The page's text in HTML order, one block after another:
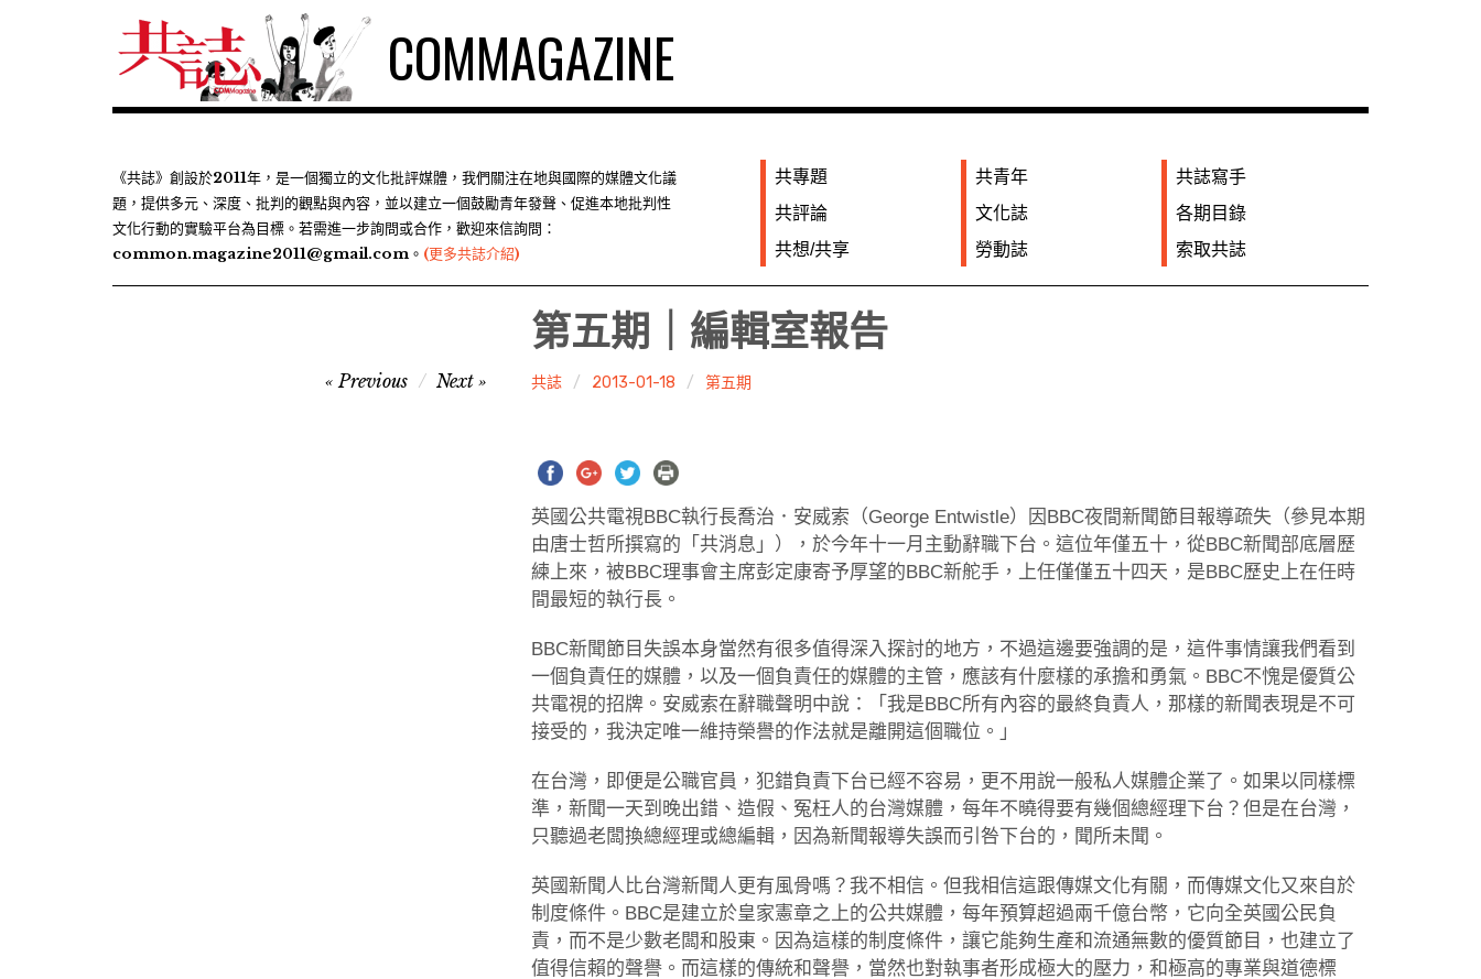
COMMAGAZINE
《共誌》創設於2011年，是一個獨立的文化批評媒體，我們關注在地與國際的媒體文化議
題，提供多元、深度、批判的觀點與內容，並以建立一個鼓勵青年發聲、促進本地批判性
文化行動的實驗平台為目標。若需進一步詢問或合作，歡迎來信詢問：
common.magazine2011@gmail.com。 (更多共誌介紹)
共專題
共評論
共想/共享
共青年
文化誌
勞動誌
共誌寫手
各期目錄
索取共誌
第五期｜編輯室報告
共誌 2013-01-18 第五期
Previous Next
英國公共電視BBC執行長喬治．安威索（George Entwistle）因BBC夜間新聞節目報導疏失（參見本期
由唐士哲所撰寫的「共消息」），於今年十一月主動辭職下台。這位年僅五十，從BBC新聞部底層歷
練上來，被BBC理事會主席彭定康寄予厚望的BBC新舵手，上任僅僅五十四天，是BBC歷史上在任時
間最短的執行長。
BBC新聞節目失誤本身當然有很多值得深入探討的地方，不過這邊要強調的是，這件事情讓我們看到
一個負責任的媒體，以及一個負責任的媒體的主管，應該有什麼樣的承擔和勇氣。BBC不愧是優質公
共電視的招牌。安威索在辭職聲明中說：「我是BBC所有內容的最終負責人，那樣的新聞表現是不可
接受的，我決定唯一維持榮譽的作法就是離開這個職位。」
在台灣，即便是公職官員，犯錯負責下台已經不容易，更不用說一般私人媒體企業了。如果以同樣標
準，新聞一天到晚出錯、造假、冤枉人的台灣媒體，每年不曉得要有幾個總經理下台？但是在台灣，
只聽過老闆換總經理或總編輯，因為新聞報導失誤而引咎下台的，聞所未聞。
英國新聞人比台灣新聞人更有風骨嗎？我不相信。但我相信這跟傳媒文化有關，而傳媒文化又來自於
制度條件。BBC是建立於皇家憲章之上的公共媒體，每年預算超過兩千億台幣，它向全英國公民負
責，而不是少數老闆和股東。因為這樣的制度條件，讓它能夠生產和流通無數的優質節目，也建立了
值得信賴的聲譽。而這樣的傳統和聲譽，當然也對執事者形成極大的壓力，和極高的專業與道德標